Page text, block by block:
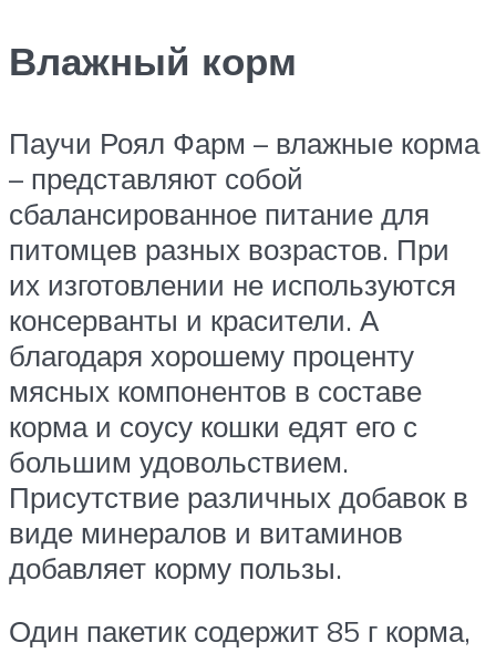
Влажный корм
Паучи Роял Фарм – влажные корма
– представляют собой
сбалансированное питание для
питомцев разных возрастов. При
их изготовлении не используются
консерванты и красители. А
благодаря хорошему проценту
мясных компонентов в составе
корма и соусу кошки едят его с
большим удовольствием.
Присутствие различных добавок в
виде минералов и витаминов
добавляет корму пользы.
Один пакетик содержит 85 г корма,